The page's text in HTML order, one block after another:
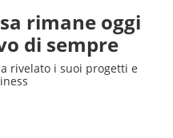
rimane oggi
di sempre
rivelato i suoi progetti e